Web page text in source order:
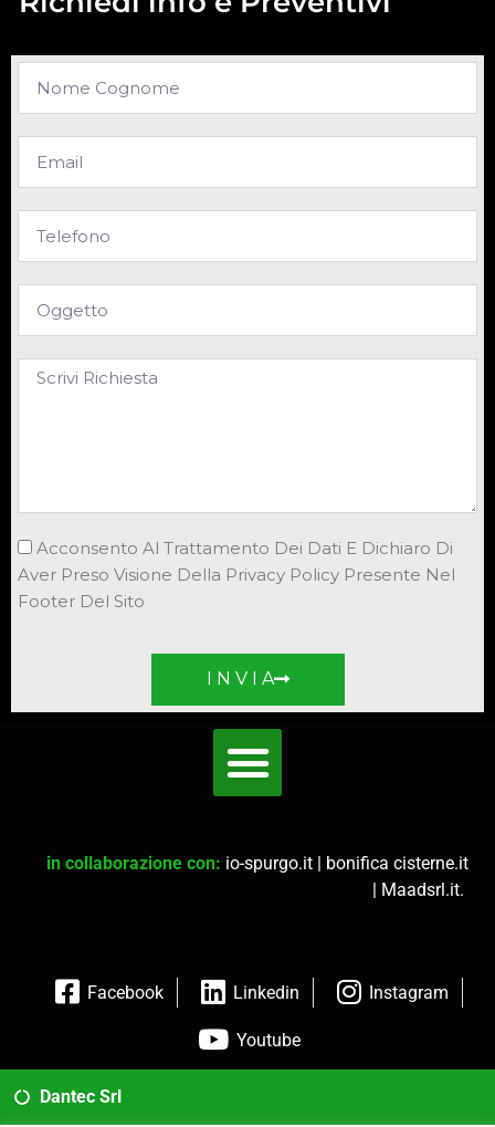
Acconsento Al Trattamento Dei Dati E Dichiaro Di
Aver Preso Visione Della Privacy Policy Presente Nel
Footer Del Sito
I N V I A
in collaborazione con: io-spurgo.it | bonifica cisterne.it
| Maadsrl.it.
Facebook Linkedin Instagram
Youtube
Dantec Srl